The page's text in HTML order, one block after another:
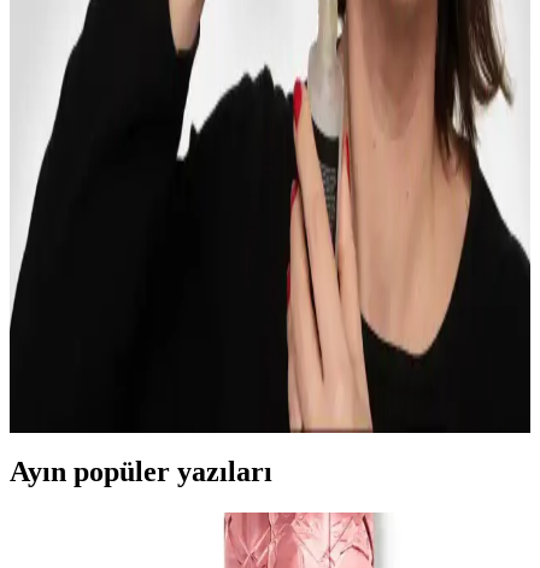
Phytoflora'nın selülit ve çatlak giderici jeli, doğal içerikleri ve pratik
kullanımıyla cilt görünümünü iyileştirir. Düzenli kullanımda gözle
görülür sonuçlar sağlar.
Makyajınızı Geliştirmek İçin Temel Teknikler ve
Ürün Seçimi Rehberi
Makyajda cilt hazırlığı, aydınlatıcı, kontür ve doğru ürün seçimi gibi
tekniklerle doğal ve etkileyici görünüm elde etmek mümkündür.
Uygulama yöntemleri ve ürün kalitesi makyajın kalıcılığını artırır.
Jennifer Myers ve Retinol ile Tretinoin
Kullanımında Bilgilendirici YouTube İçerikleri
Jennifer Myers, retinol ve tretinoin hakkında sakin ve etkileyici
anlatımıyla kapsamlı bilgiler sunar. Videoları, cilt yenilenmesi ve
yaşlanma karşıtı etkileri detaylandırır.
Ayın popüler yazıları